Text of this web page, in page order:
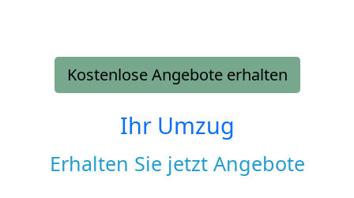
Kostenlose Angebote erhalten
Ihr Umzug
Erhalten Sie jetzt Angebote